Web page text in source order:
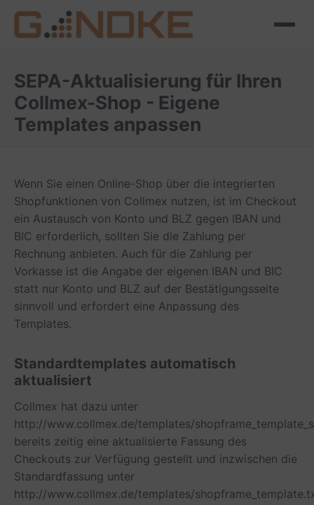
SEPA-Aktualisierung für Ihren
Collmex-Shop - Eigene
Templates anpassen
Wenn Sie einen Online-Shop über die integrierten
Shopfunktionen von Collmex nutzen, ist im Checkout
ein Austausch von Konto und BLZ gegen IBAN und
BIC erforderlich, sollten Sie die Zahlung per
Rechnung anbieten. Auch für die Zahlung per
Vorkasse ist die Angabe der eigenen IBAN und BIC
statt nur Konto und BLZ auf der Bestätigungsseite
sinnvoll und erfordert eine Anpassung des
Templates.
Standardtemplates automatisch
aktualisiert
Collmex hat dazu unter
http://www.collmex.de/templates/
bereits zeitig eine aktualisierte Fassung des
Checkouts zur Verfügung gestellt und inzwischen die
Standardfassung unter
http://www.collmex.de/templates/